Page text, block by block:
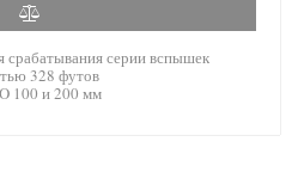
серии вспышек
328 футов
100 и 200 мм